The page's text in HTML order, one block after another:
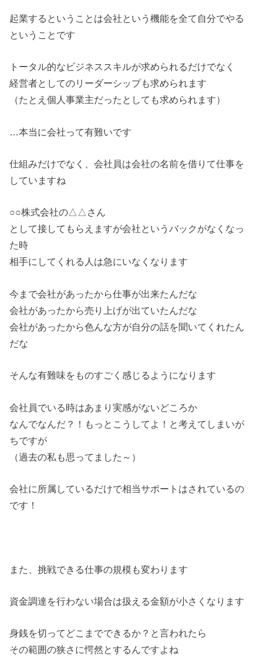
起業するということは会社という機能を全て自分でやる
ということです
トータル的なビジネススキルが求められるだけでなく
経営者としてのリーダーシップも求められます
（たとえ個人事業主だったとしても求められます）
…本当に会社って有難いです
仕組みだけでなく、会社員は会社の名前を借りて仕事を
していますね
○○株式会社の△△さん
として接してもらえますが会社というバックがなくなっ
た時
相手にしてくれる人は急にいなくなります
今まで会社があったから仕事が出来たんだな
会社があったから売り上げが出ていたんだな
会社があったから色んな方が自分の話を聞いてくれたん
だな
そんな有難味をものすごく感じるようになります
会社員でいる時はあまり実感がないどころか
なんでなんだ？！もっとこうしてよ！と考えてしまいが
ちですが
（過去の私も思ってました～）
会社に所属しているだけで相当サポートはされているの
です！
また、挑戦できる仕事の規模も変わります
資金調達を行わない場合は扱える金額が小さくなります
身銭を切ってどこまでできるか？と言われたら
その範囲の狭さに愕然とするんですよね